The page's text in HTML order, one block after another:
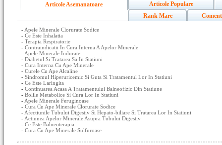
Articole Asemanatoare
Articole Populare
Rank Mare
- Apele Minerale Clorurate Sodice
- Ce Este Inhalatia
- Terapia Respiratorie
- Contraindicatii In Cura Interna A Apelor Minerale
- Apele Minerale Iodurate
- Diabetul Si Tratarea Sa In Statiuni
- Cura Interna Cu Ape Minerale
- Curele Cu Ape Alcaline
- Sindromul Hiperuricemic Si Guta Si Tratamentul Lor In Statiuni
- Ce Este Laringita
- Continuarea Acasa A Tratamentului Balneofizic Din Statiune
- Bolile Metabolice Si Cura Lor In Statiuni
- Apele Minerale Feruginoase
- Cura Cu Ape Minerale Clorurate Sodice
- Afectiunile Tubului Digestiv Si Hepato-biliare Si Tratarea Lor In Statiuni
- Actiunea Apelor Minerale Asupra Tubului Digestiv
- Ce Este Balneoterapia
- Cura Cu Ape Minerale Sulfuroase